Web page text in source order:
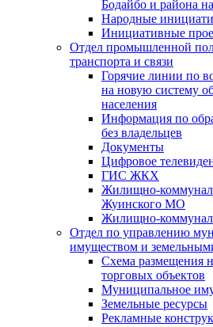
Бодайбо и района
Народные
Инициативные
Отдел промышленной
транспорта и связи
Горячие линии по
на новую систему
населения
Информация по
без владельцев
Документы
Цифровое
ГИС ЖКХ
Жилищно-
Жуинского МО
Жилищно-
Отдел по управлению
имуществом и
Схема размещения
торговых объектов
Муниципальное
Земельные ресурсы
Рекламные